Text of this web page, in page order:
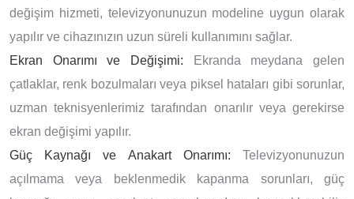
değişim hizmeti, televizyonunuzun modeline uygun olarak
yapılır ve cihazınızın uzun süreli kullanımını sağlar.
Ekran Onarımı ve Değişimi: Ekranda meydana gelen
çatlaklar, renk bozulmaları veya piksel hataları gibi sorunlar,
uzman teknisyenlerimiz tarafından onarılır veya gerekirse
ekran değişimi yapılır.
Güç Kaynağı ve Anakart Onarımı: Televizyonunuzun
açılmama veya beklenmedik kapanma sorunları, güç